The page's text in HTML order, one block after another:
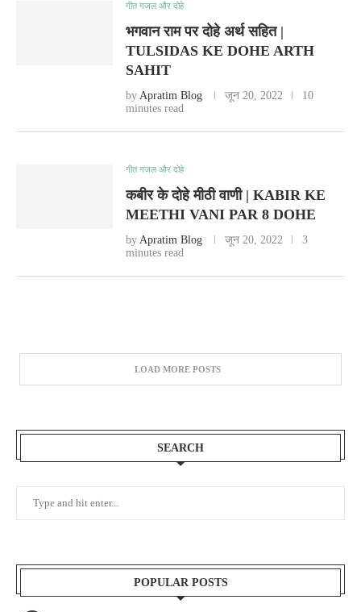
गीत गजल और दोहे
भगवान राम पर दोहे अर्थ सहित |
TULSIDAS KE DOHE ARTH
SAHIT
by Apratim Blog जून 20, 2022
10
minutes read
गीत गजल और दोहे
कबीर के दोहे मीठी वाणी | KABIR KE
MEETHI VANI PAR 8 DOHE
by Apratim Blog जून 20, 2022
3
minutes read
LOAD MORE POSTS
SEARCH
POPULAR POSTS